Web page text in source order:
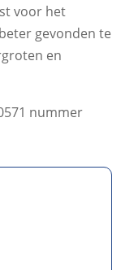
voor het
gevonden te
en
nummer